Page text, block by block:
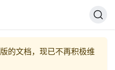
版的文档，现已不再积极维